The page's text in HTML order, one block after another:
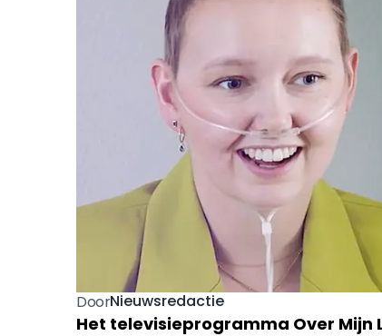
DoorNieuwsredactie
Het televisieprogramma Over Mijn